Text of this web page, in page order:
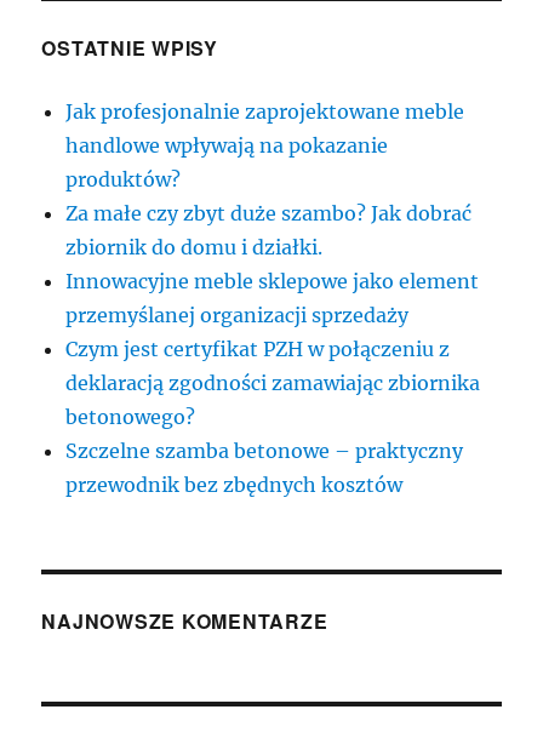
OSTATNIE WPISY
Jak profesjonalnie zaprojektowane meble
handlowe wpływają na pokazanie
produktów?
Za małe czy zbyt duże szambo? Jak dobrać
zbiornik do domu i działki.
Innowacyjne meble sklepowe jako element
przemyślanej organizacji sprzedaży
Czym jest certyfikat PZH w połączeniu z
deklaracją zgodności zamawiając zbiornika
betonowego?
Szczelne szamba betonowe – praktyczny
przewodnik bez zbędnych kosztów
NAJNOWSZE KOMENTARZE